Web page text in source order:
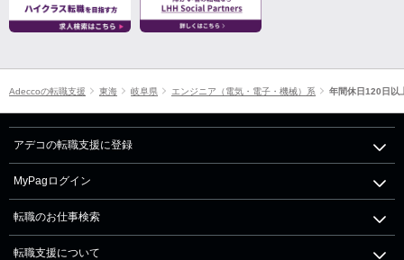
Adeccoの転職支援 東海 岐阜県 エンジニア（電気・電子・機械）系 年間休日120日以
アデコの転職支援に登録
MyPagログイン
転職のお仕事検索
転職支援について